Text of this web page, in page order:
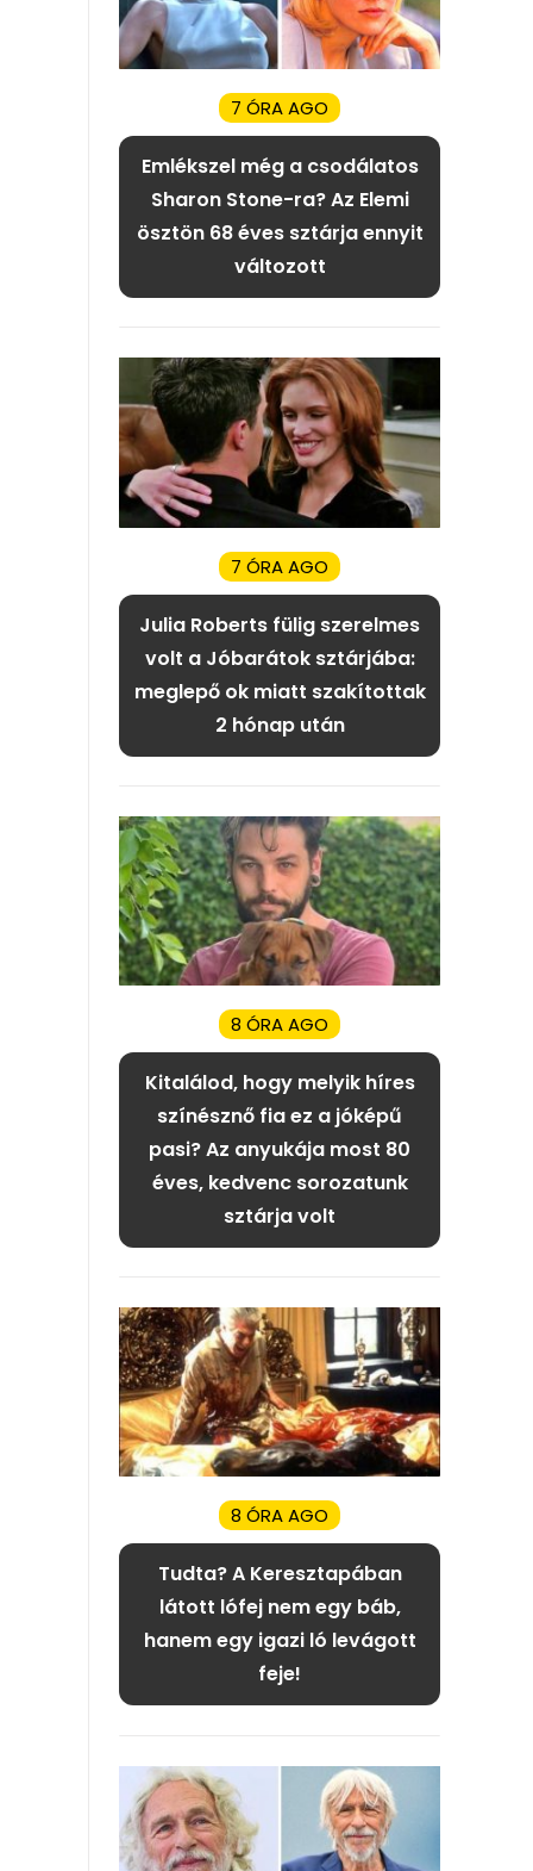
7 ÓRA AGO
Emlékszel még a csodálatos
Sharon Stone-ra? Az Elemi
ösztön 68 éves sztárja ennyit
változott
7 ÓRA AGO
Julia Roberts fülig szerelmes
volt a Jóbarátok sztárjába:
meglepő ok miatt szakítottak
2 hónap után
8 ÓRA AGO
Kitalálod, hogy melyik híres
színésznő fia ez a jóképű
pasi? Az anyukája most 80
éves, kedvenc sorozatunk
sztárja volt
8 ÓRA AGO
Tudta? A Keresztapában
látott lófej nem egy báb,
hanem egy igazi ló levágott
feje!